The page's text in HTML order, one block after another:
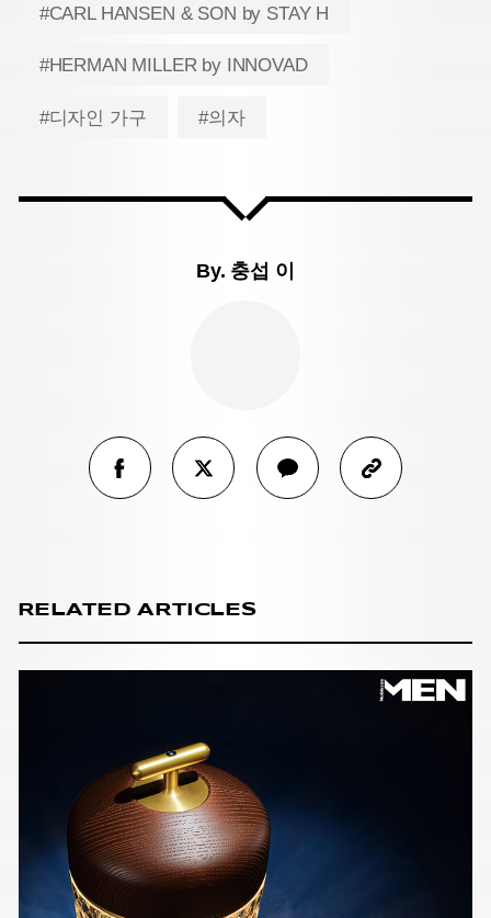
#CARL HANSEN & SON by STAY H
#HERMAN MILLER by INNOVAD
#디자인 가구 #의자
By. 충섭 이
RELATED ARTICLES